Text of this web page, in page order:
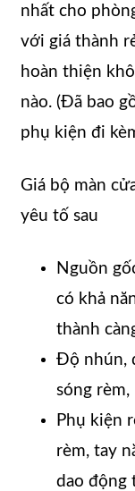
nhất cho
với giá thành
hoàn thiện
nào. (Đã bao
phụ kiện đi
Giá bộ màn
yêu tố sau
Nguồn
có khả
thành
Độ nhún,
sóng rèm,
Phụ kiện
rèm, tay
dao động